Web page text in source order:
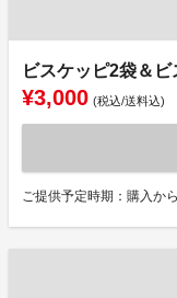
ビスケッピ2袋＆
¥3,000 (税込/送料込)
ご提供予定時期：購入か